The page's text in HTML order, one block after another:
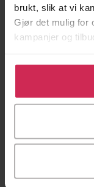
brukt, slik at vi
Gjør det mulig for
kampanjer og
Klikk på «Godta
bruke cookies for
tilpasse ditt
249,-
Valérie
Undertittel